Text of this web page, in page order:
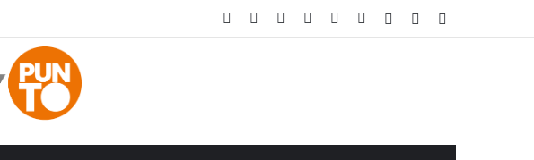
FacebookYouTubeInstagramTelegramWhatsAppGoogle Noticias
AccesoPublicación al